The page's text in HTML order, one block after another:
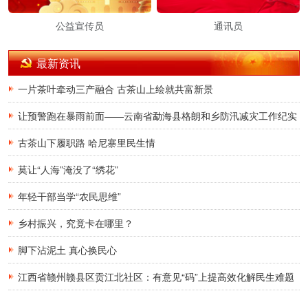
公益宣传员 通讯员
最新资讯
一片茶叶牵动三产融合 古茶山上绘就共富新景
让预警跑在暴雨前面——云南省勐海县格朗和乡防汛减灾工作纪实
古茶山下履职路 哈尼寨里民生情
莫让“人海”淹没了“绣花”
年轻干部当学“农民思维”
乡村振兴，究竟卡在哪里？
脚下沾泥土 真心换民心
江西省赣州赣县区贡江北社区：有意见“码”上提高效化解民生难题